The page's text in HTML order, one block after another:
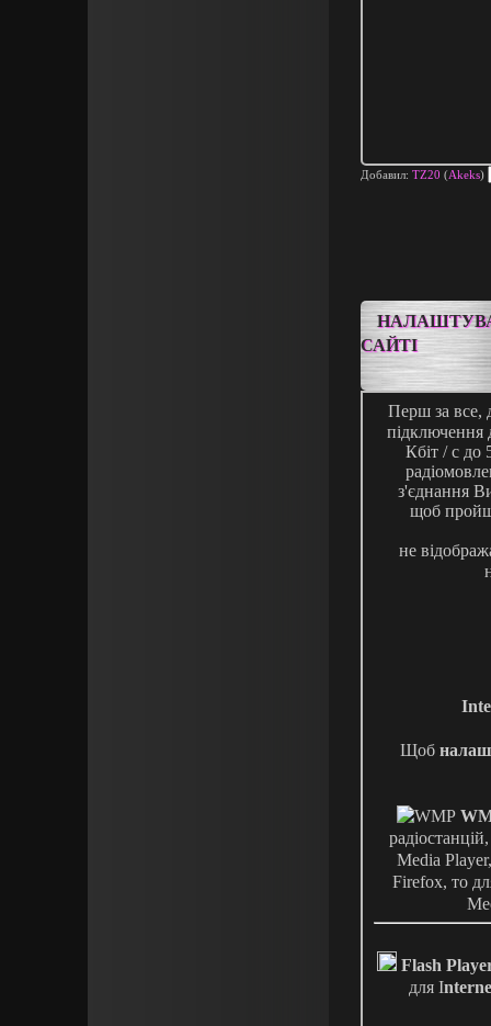
Добавил: TZ20 (Akeks)
САЙТІ
Перш за все,
підключення
Кбіт / с до
з'єднання
щоб
не
Щоб
Media
Firefox, то
Flash
для I